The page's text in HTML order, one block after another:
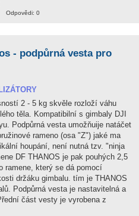
Odpovědi: 0
- podpůrná vesta pro
2 - 5 kg skvěle rozloží váhu
těla. Kompatibilní s gimbaly DJI
Podpůrná vesta umožňuije natáčet
rameno (osa "Z") jaké ma
houpání, není nutná tzv. "ninja
DF THANOS je pak pouhých 2,5
ramene, který se dá pomocí
držáku gimbalu. tím je THANOS
Podpůrná vesta je nastavitelná a
část vesty je vyrobena z